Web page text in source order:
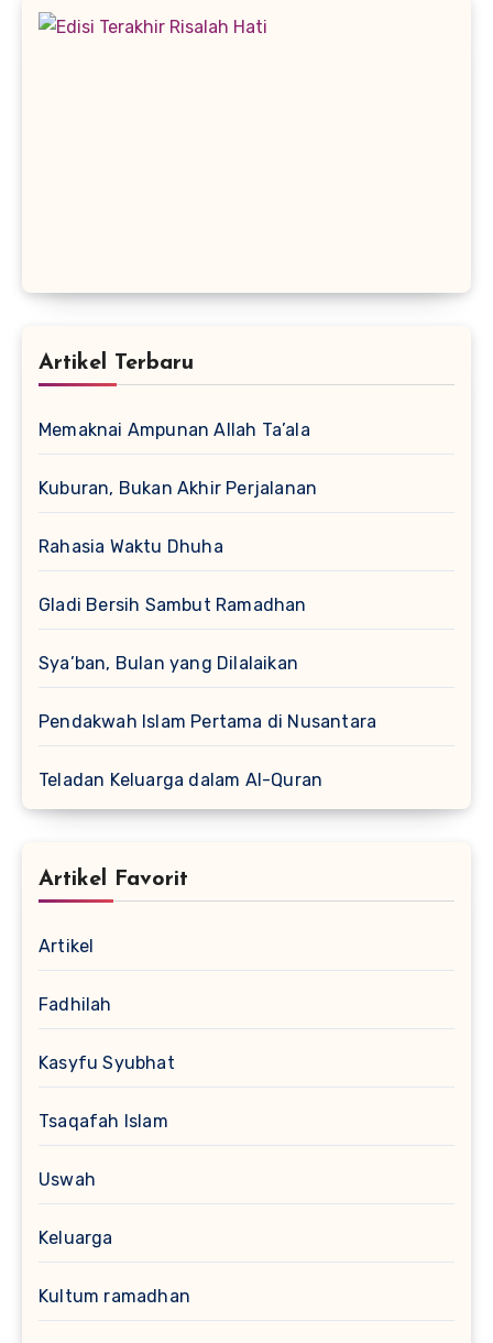
Artikel Terbaru
Memaknai Ampunan Allah Ta’ala
Kuburan, Bukan Akhir Perjalanan
Rahasia Waktu Dhuha
Gladi Bersih Sambut Ramadhan
Sya’ban, Bulan yang Dilalaikan
Pendakwah Islam Pertama di Nusantara
Teladan Keluarga dalam Al-Quran
Artikel Favorit
Artikel
Fadhilah
Kasyfu Syubhat
Tsaqafah Islam
Uswah
Keluarga
Kultum ramadhan